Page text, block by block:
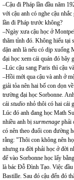
–Cậu đi Pháp lần đầu năm
với cậu anh có nghe cậu
lần đi Pháp trước không?
–Ngày xưa cậu học ở
thăm tỉnh đó. Không hiểu tại
dặn anh là nếu có dịp xuống
đại học xem cái quán đó bây
–Lúc cậu sang Paris thì cậu
–Hồi mới qua cậu và anh ở
giải tỏa nên hai bố con dọn
trường đại học Sorbonne.
cái studio nhỏ thôi có hai cái
Lúc đó anh đang học Math
nhiều anh bị surmenage phải
có nên theo đuổi con đường
rằng: "Thôi con không nên
nhưng ra đời phải học ở đời
để vào Sorbonne học lấy
là bác Đỗ Đình Tạo. Việc đầu
Bastille. Sau đó cậu đến đó